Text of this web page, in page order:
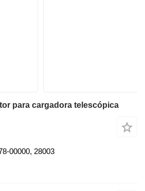
para cargadora telescópica
00000, 28003